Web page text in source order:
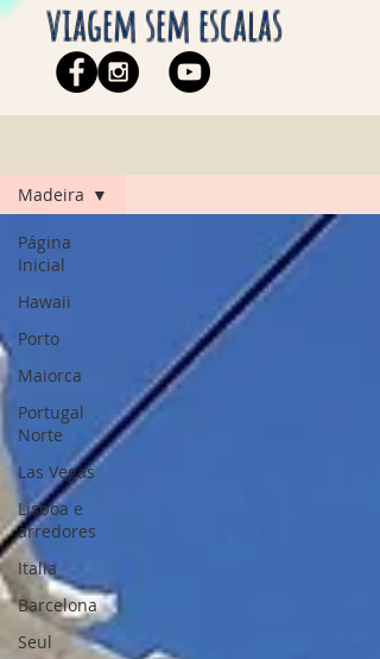
viagem sem escalas
Página
Inicial
Hawaii
Porto
Maiorca
Portugal
Norte
Las Vegas
Lisboa e
arredores
Italia
Barcelona
Seul
Madeira